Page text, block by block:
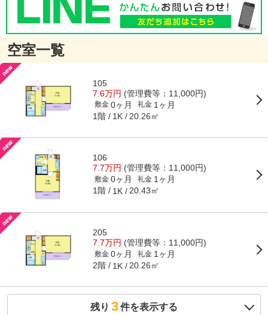
空室一覧
105
7.6万円 (管理費等：11,000円)
敷金 0ヶ月 礼金 1ヶ月
1階 1K 20.26㎡
106
7.7万円 (管理費等：11,000円)
敷金 0ヶ月 礼金 1ヶ月
1階 1K 20.43㎡
205
7.7万円 (管理費等：11,000円)
敷金 0ヶ月 礼金 1ヶ月
2階 1K 20.26㎡
残り 3件を表示する